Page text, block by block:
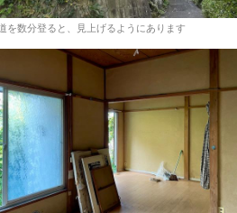
を数分登ると、見上げるようにあります